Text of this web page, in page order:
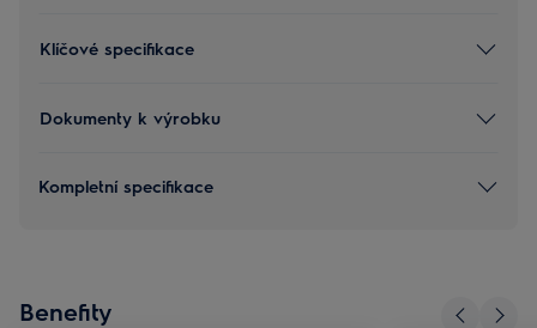
Klíčové specifikace
Dokumenty k výrobku
Kompletní specifikace
Benefity